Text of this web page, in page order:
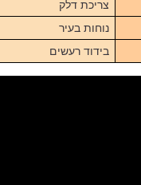
צריכת דלק
נוחות בעיר
בידוד רעשים